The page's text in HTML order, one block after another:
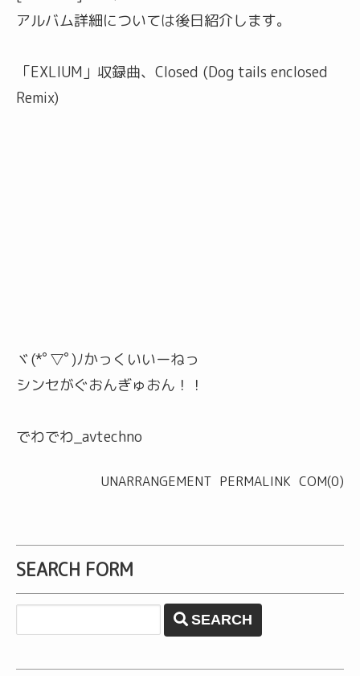
アルバム詳細については後日紹介します。
「EXLIUM」収録曲、Closed (Dog tails enclosed
Remix)
ヾ(*ﾟ▽ﾟ)ﾉかっくいいーねっ
シンセがぐおんぎゅおん！！
でわでわ_avtechno
UNARRANGEMENT PERMALINK COM(0)
SEARCH FORM
SEARCH